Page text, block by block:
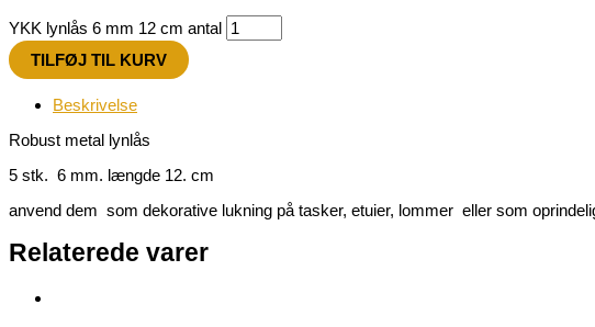
YKK lynlås 6 mm 12 cm antal
TILFØJ TIL KURV
Beskrivelse
Robust metal lynlås
5 stk. 6 mm. længde 12. cm
anvend dem som dekorative lukning på tasker, etuier, lommer eller som
Relaterede varer